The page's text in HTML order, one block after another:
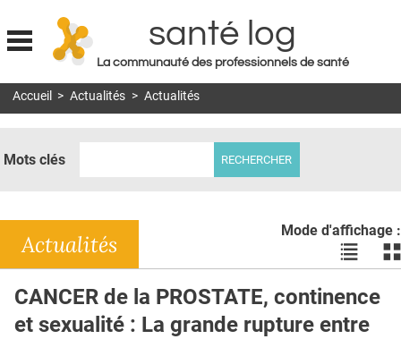
Jump to navigation
santé log
La communauté des professionnels de santé
MON COMPTE
DOSSIERS
RÉSEAUX
E-REVUE SAD
Accueil > Actualités > Actualités
Mots clés
Mode d'affichage :
Voir
les
en
liste
les
Actualités
CANCER de la PROSTATE, continence
et sexualité : La grande rupture entre